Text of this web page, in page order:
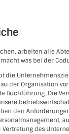
arbeiten alle
was bei der
die
der Organisation
Buchführung. Die
den
des